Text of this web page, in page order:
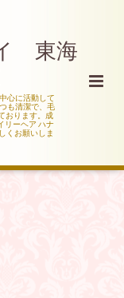
東海
心に活動して
も清潔で、毛
おります。成
リーヘア ハナ
くお願いしま